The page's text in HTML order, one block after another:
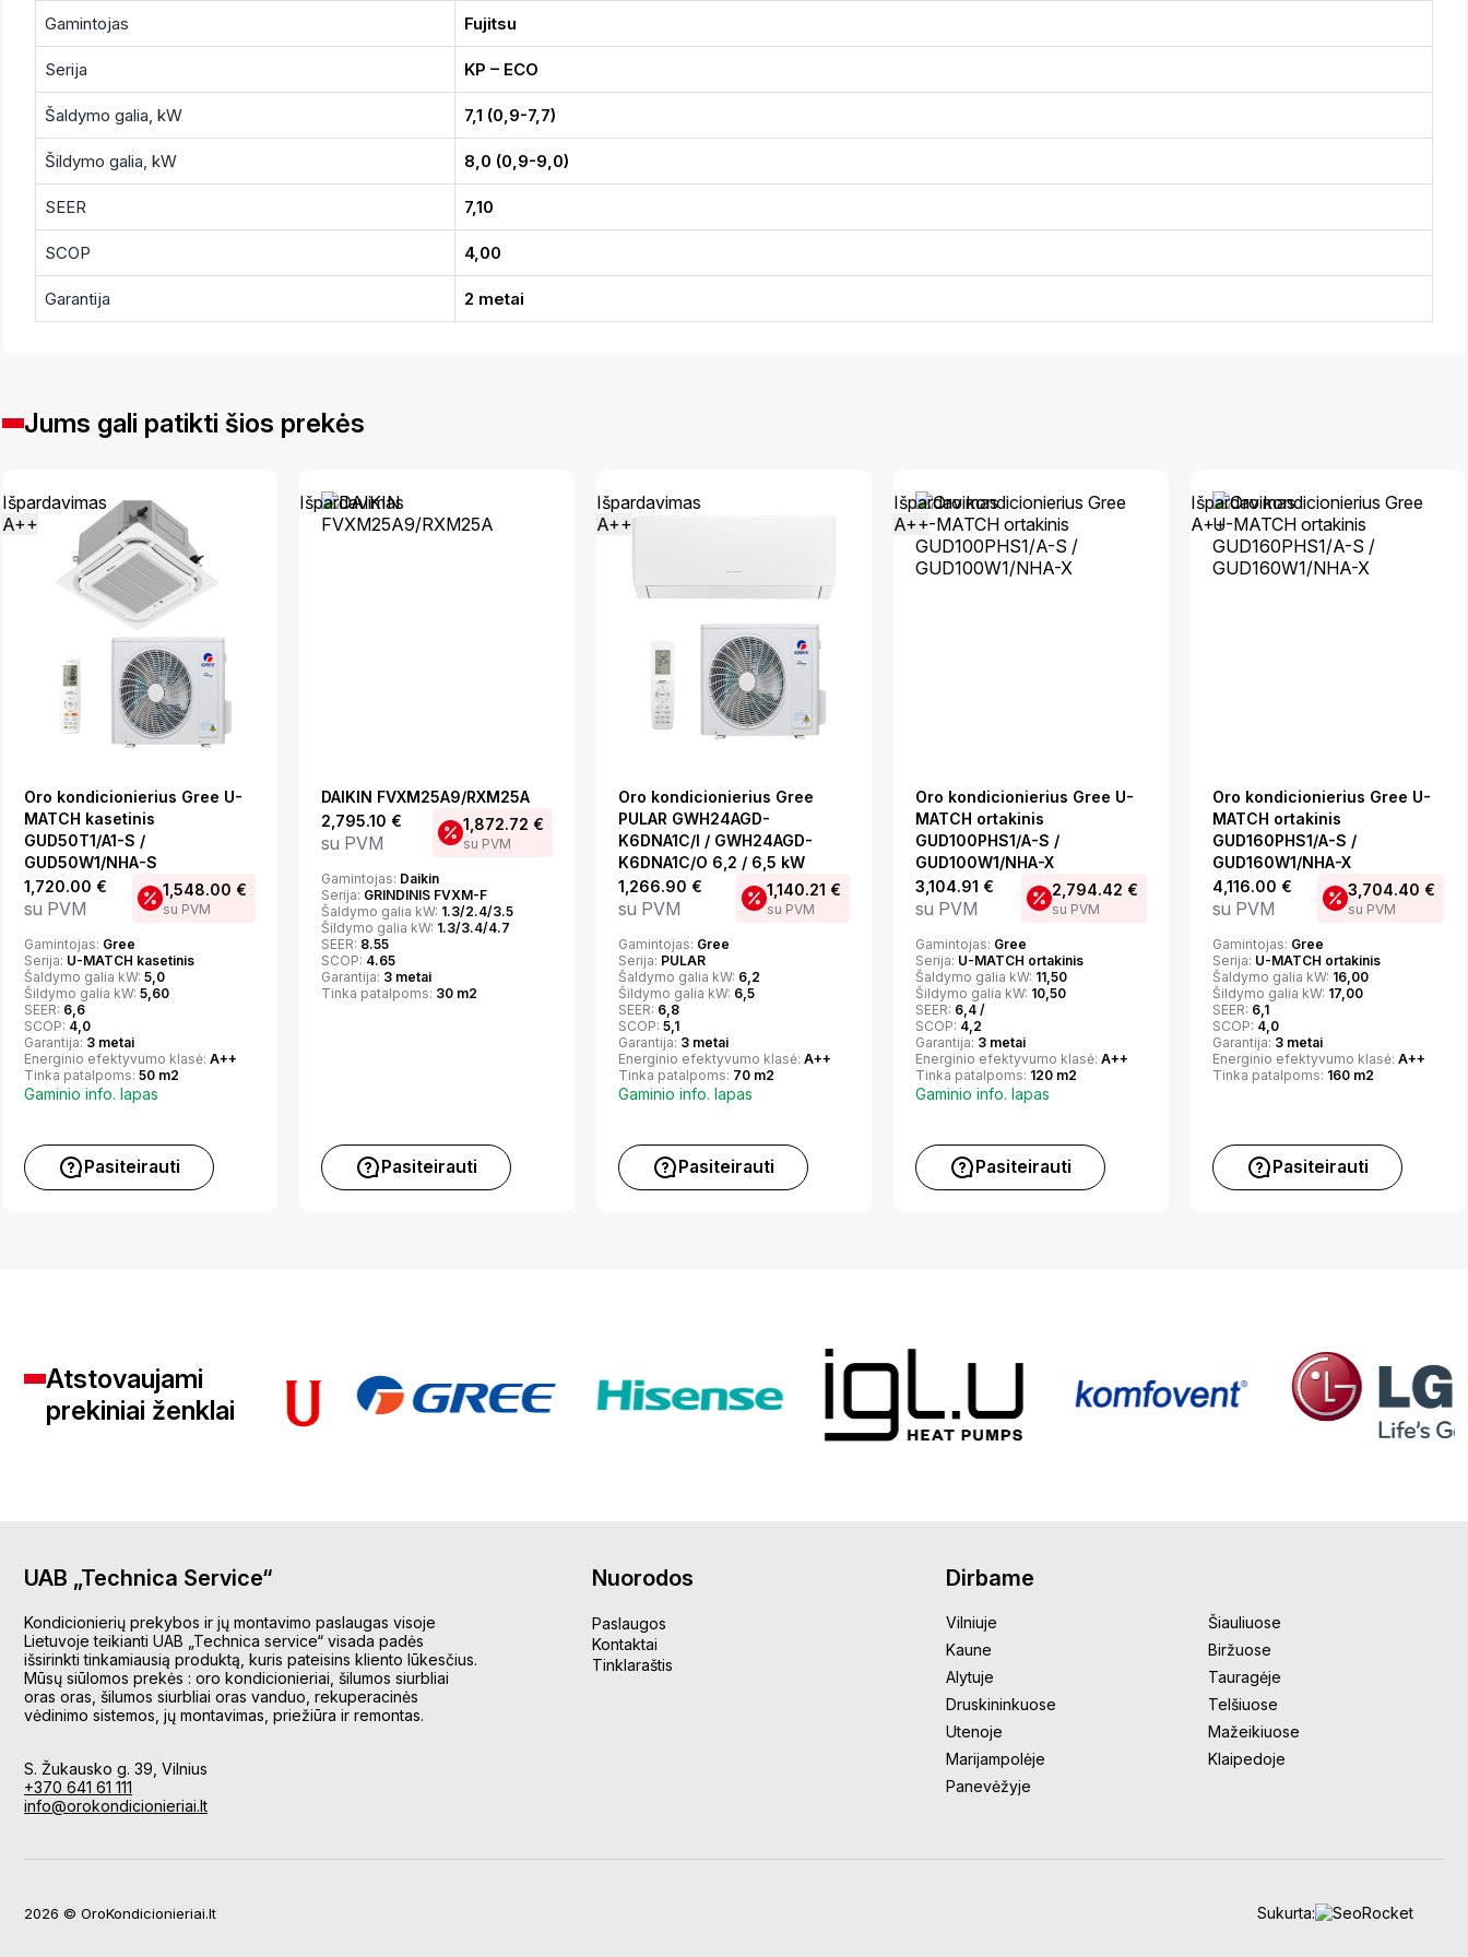
Gamintojas Fujitsu
Serija KP – ECO
Šaldymo galia, kW 7,1 (0,9-7,7)
Šildymo galia, kW 8,0 (0,9-9,0)
SEER 7,10
SCOP 4,00
Garantija 2 metai
Jums gali patikti šios prekės
Išpardavimas
A++
Oro kondicionierius Gree U-
MATCH kasetinis
GUD50T1/A1-S /
GUD50W1/NHA-S
1,720.00 €
su PVM
1,548.00 €
su PVM
Gamintojas: Gree
Serija: U-MATCH kasetinis
Šaldymo galia kW: 5,0
Šildymo galia kW: 5,60
SEER: 6,6
SCOP: 4,0
Garantija: 3 metai
Energinio efektyvumo klasė: A++
Tinka patalpoms: 50 m2
Gaminio info. lapas
Pasiteirauti
Išpardavimas
DAIKIN FVXM25A9/RXM25A
2,795.10 €
su PVM
1,872.72 €
su PVM
Gamintojas: Daikin
Serija: GRINDINIS FVXM-F
Šaldymo galia kW: 1.3/2.4/3.5
Šildymo galia kW: 1.3/3.4/4.7
SEER: 8.55
SCOP: 4.65
Garantija: 3 metai
Tinka patalpoms: 30 m2
Pasiteirauti
Išpardavimas
A++
Oro kondicionierius Gree
PULAR GWH24AGD-
K6DNA1C/I / GWH24AGD-
K6DNA1C/O 6,2 / 6,5 kW
1,266.90 €
su PVM
1,140.21 €
su PVM
Gamintojas: Gree
Serija: PULAR
Šaldymo galia kW: 6,2
Šildymo galia kW: 6,5
SEER: 6,8
SCOP: 5,1
Garantija: 3 metai
Energinio efektyvumo klasė: A++
Tinka patalpoms: 70 m2
Gaminio info. lapas
Pasiteirauti
Išpardavimas
A++
Oro kondicionierius Gree U-
MATCH ortakinis
GUD100PHS1/A-S /
GUD100W1/NHA-X
3,104.91 €
su PVM
2,794.42 €
su PVM
Gamintojas: Gree
Serija: U-MATCH ortakinis
Šaldymo galia kW: 11,50
Šildymo galia kW: 10,50
SEER: 6,4 /
SCOP: 4,2
Garantija: 3 metai
Energinio efektyvumo klasė: A++
Tinka patalpoms: 120 m2
Gaminio info. lapas
Pasiteirauti
Išpardavimas
A++
Oro kondicionierius Gree U-
MATCH ortakinis
GUD160PHS1/A-S /
GUD160W1/NHA-X
4,116.00 €
su PVM
3,704.40 €
su PVM
Gamintojas: Gree
Serija: U-MATCH ortakinis
Šaldymo galia kW: 16,00
Šildymo galia kW: 17,00
SEER: 6,1
SCOP: 4,0
Garantija: 3 metai
Energinio efektyvumo klasė: A++
Tinka patalpoms: 160 m2
Pasiteirauti
Atstovaujami
prekiniai ženklai
UAB „Technica Service“
Kondicionierių prekybos ir jų montavimo paslaugas visoje
Lietuvoje teikianti UAB „Technica service“ visada padės
išsirinkti tinkamiausią produktą, kuris pateisins kliento lūkesčius.
Mūsų siūlomos prekės : oro kondicionieriai, šilumos siurbliai
oras oras, šilumos siurbliai oras vanduo, rekuperacinės
vėdinimo sistemos, jų montavimas, priežiūra ir remontas.
S. Žukausko g. 39, Vilnius
+370 641 61 111
info@orokondicionieriai.lt
Nuorodos
Paslaugos
Kontaktai
Tinklaraštis
Dirbame
Vilniuje
Šiauliuose
Kaune
Biržuose
Alytuje
Tauragėje
Druskininkuose
Telšiuose
Utenoje
Mažeikiuose
Marijampolėje
Klaipedoje
Panevėžyje
2026 © OroKondicionieriai.lt Sukurta: